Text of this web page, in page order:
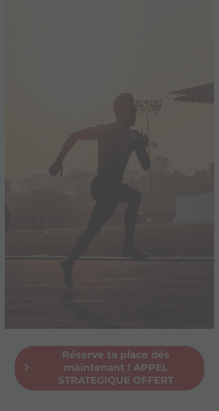
Réserve ta place dès
maintenant ! APPEL
STRATEGIQUE OFFERT